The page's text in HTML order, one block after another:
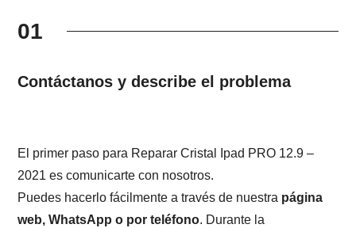
01
Contáctanos y describe el problema
El primer paso para Reparar Cristal Ipad PRO 12.9 –
2021 es comunicarte con nosotros.
Puedes hacerlo fácilmente a través de nuestra página
web, WhatsApp o por teléfono. Durante la